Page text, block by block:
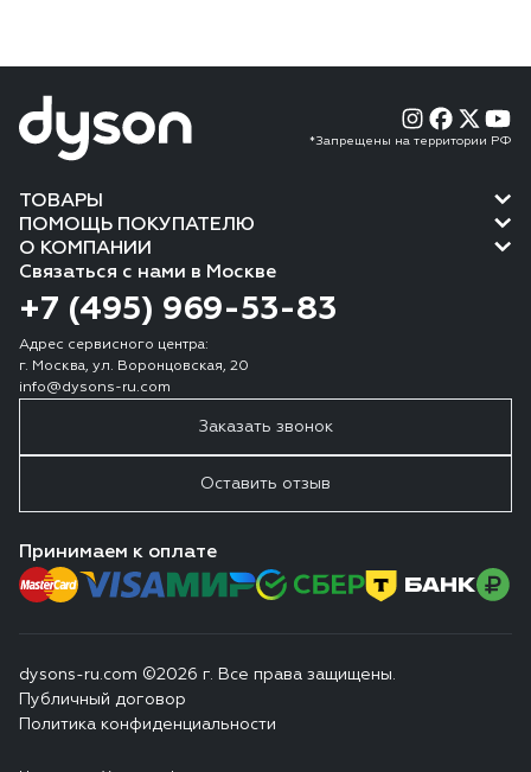
*Запрещены на территории РФ
ТОВАРЫ
ПОМОЩЬ ПОКУПАТЕЛЮ
О КОМПАНИИ
Связаться с нами в Москве
+7 (495) 969-53-83
Адрес сервисного центра:
г. Москва, ул. Воронцовская, 20
info@dysons-ru.com
Заказать звонок
Оставить отзыв
Принимаем к оплате
dysons-ru.com ©2026 г. Все права защищены.
Публичный договор
Политика конфиденциальности